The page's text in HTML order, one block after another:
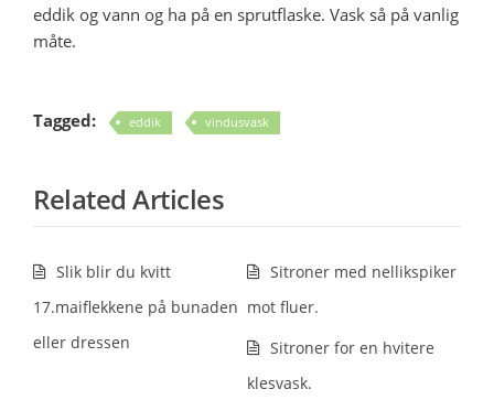
eddik og vann og ha på en sprutflaske. Vask så på vanlig
måte.
Tagged: eddik vindusvask
Related Articles
Slik blir du kvitt
17.maiflekkene på bunaden
eller dressen
Sitroner med nellikspiker
mot fluer.
Sitroner for en hvitere
klesvask.